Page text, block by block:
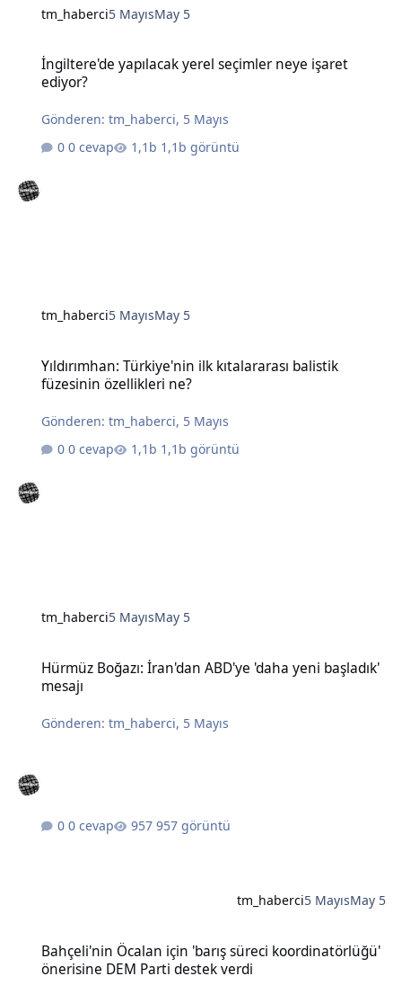
tm_haberci5 MayısMay 5
İngiltere'de yapılacak yerel seçimler neye işaret
ediyor?
Gönderen:tm_haberci, 5 Mayıs
0 cevap
1,1b görüntü
tm_haberci5 MayısMay 5
Yıldırımhan: Türkiye'nin ilk kıtalararası balistik
füzesinin özellikleri ne?
Gönderen:tm_haberci, 5 Mayıs
0 cevap
1,1b görüntü
tm_haberci5 MayısMay 5
Hürmüz Boğazı: İran'dan ABD'ye 'daha yeni başladık'
mesajı
Gönderen:tm_haberci, 5 Mayıs
0 cevap 957 görüntü
tm_haberci5 MayısMay 5
Bahçeli'nin Öcalan için 'barış süreci koordinatörlüğü'
önerisine DEM Parti destek verdi